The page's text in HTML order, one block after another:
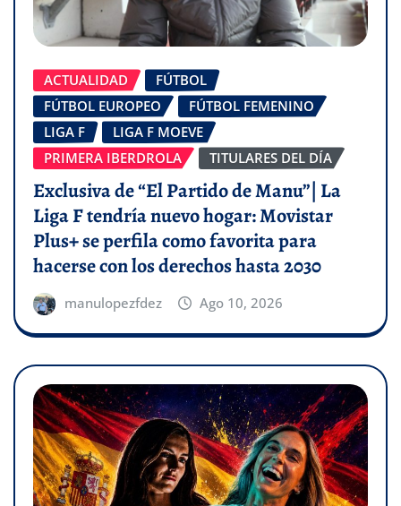
ACTUALIDAD
FÚTBOL
FÚTBOL EUROPEO
FÚTBOL FEMENINO
LIGA F
LIGA F MOEVE
PRIMERA IBERDROLA
TITULARES DEL DÍA
Exclusiva de “El Partido de Manu”| La
Liga F tendría nuevo hogar: Movistar
Plus+ se perfila como favorita para
hacerse con los derechos hasta 2030
manulopezfdez Ago 10, 2026